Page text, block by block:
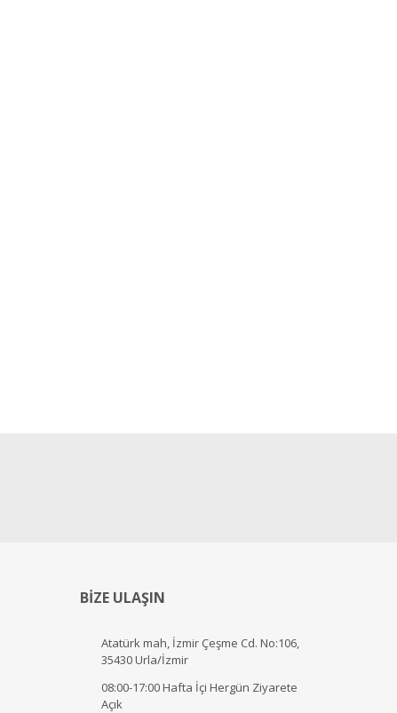
BİZE ULAŞIN
Atatürk mah, İzmir Çeşme Cd. No:106,
35430 Urla/İzmir
08:00-17:00 Hafta İçi Hergün Ziyarete
Açık